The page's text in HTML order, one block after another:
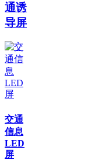
通诱
导屏
交通
信息
LED
屏